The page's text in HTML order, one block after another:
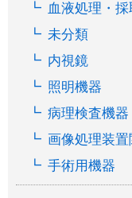
血液処理・採
未分類
内視鏡
照明機器
病理検査機器
画像処理装置
手術用機器